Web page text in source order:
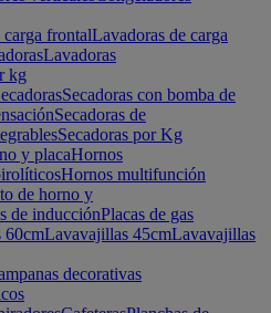
frontalLavadoras de carga
Lavadoras
kg
Secadoras con bomba de
Secadoras de
Secadoras por Kg
y placaHornos
Hornos multifunción
de horno y
de inducciónPlacas de gas
60cmLavavajillas 45cmLavavajillas
decorativas